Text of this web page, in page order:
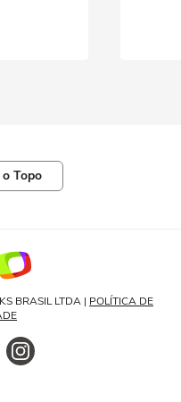
Topo
BRASIL LTDA | POLÍTICA DE